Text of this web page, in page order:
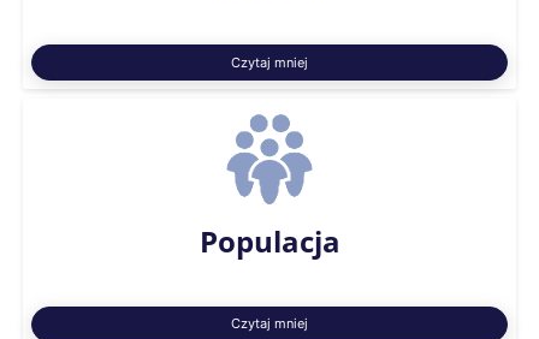
Czytaj mniej
Populacja
Czytaj mniej